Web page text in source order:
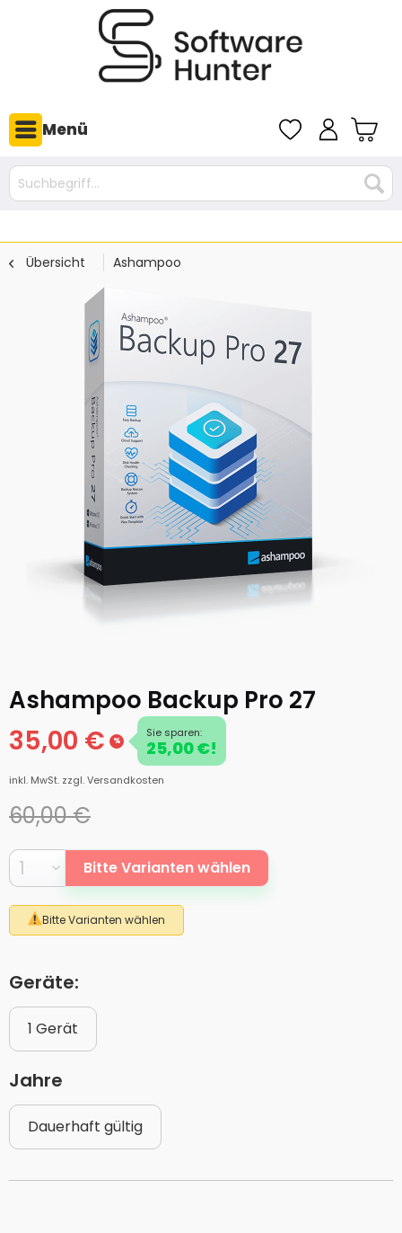
Menü
Übersicht Ashampoo
Ashampoo Backup Pro 27
35,00 € %
Sie sparen:
25,00 €!
inkl. MwSt. zzgl. Versandkosten
60,00 €
Bitte Varianten wählen
Bitte Varianten wählen
Geräte:
1 Gerät
Jahre
Dauerhaft gültig